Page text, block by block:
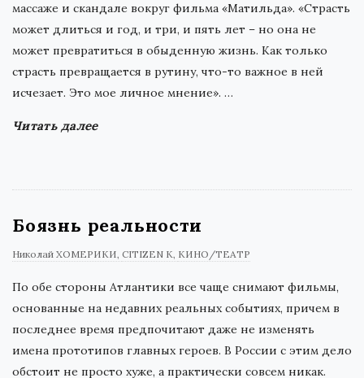
массаже и скандале вокруг фильма «Матильда». «Страсть
может длиться и год, и три, и пять лет – но она не
может превратиться в обыденную жизнь. Как только
страсть превращается в рутину, что-то важное в ней
исчезает. Это мое личное мнение». …
Читать далее
Боязнь реальности
Николай ХОМЕРИКИ CITIZEN K КИНО/ТЕАТР
По обе стороны Атлантики все чаще снимают фильмы,
основанные на недавних реальных событиях, причем в
последнее время предпочитают даже не изменять
имена прототипов главных героев. В России с этим дело
обстоит не просто хуже, а практически совсем никак.